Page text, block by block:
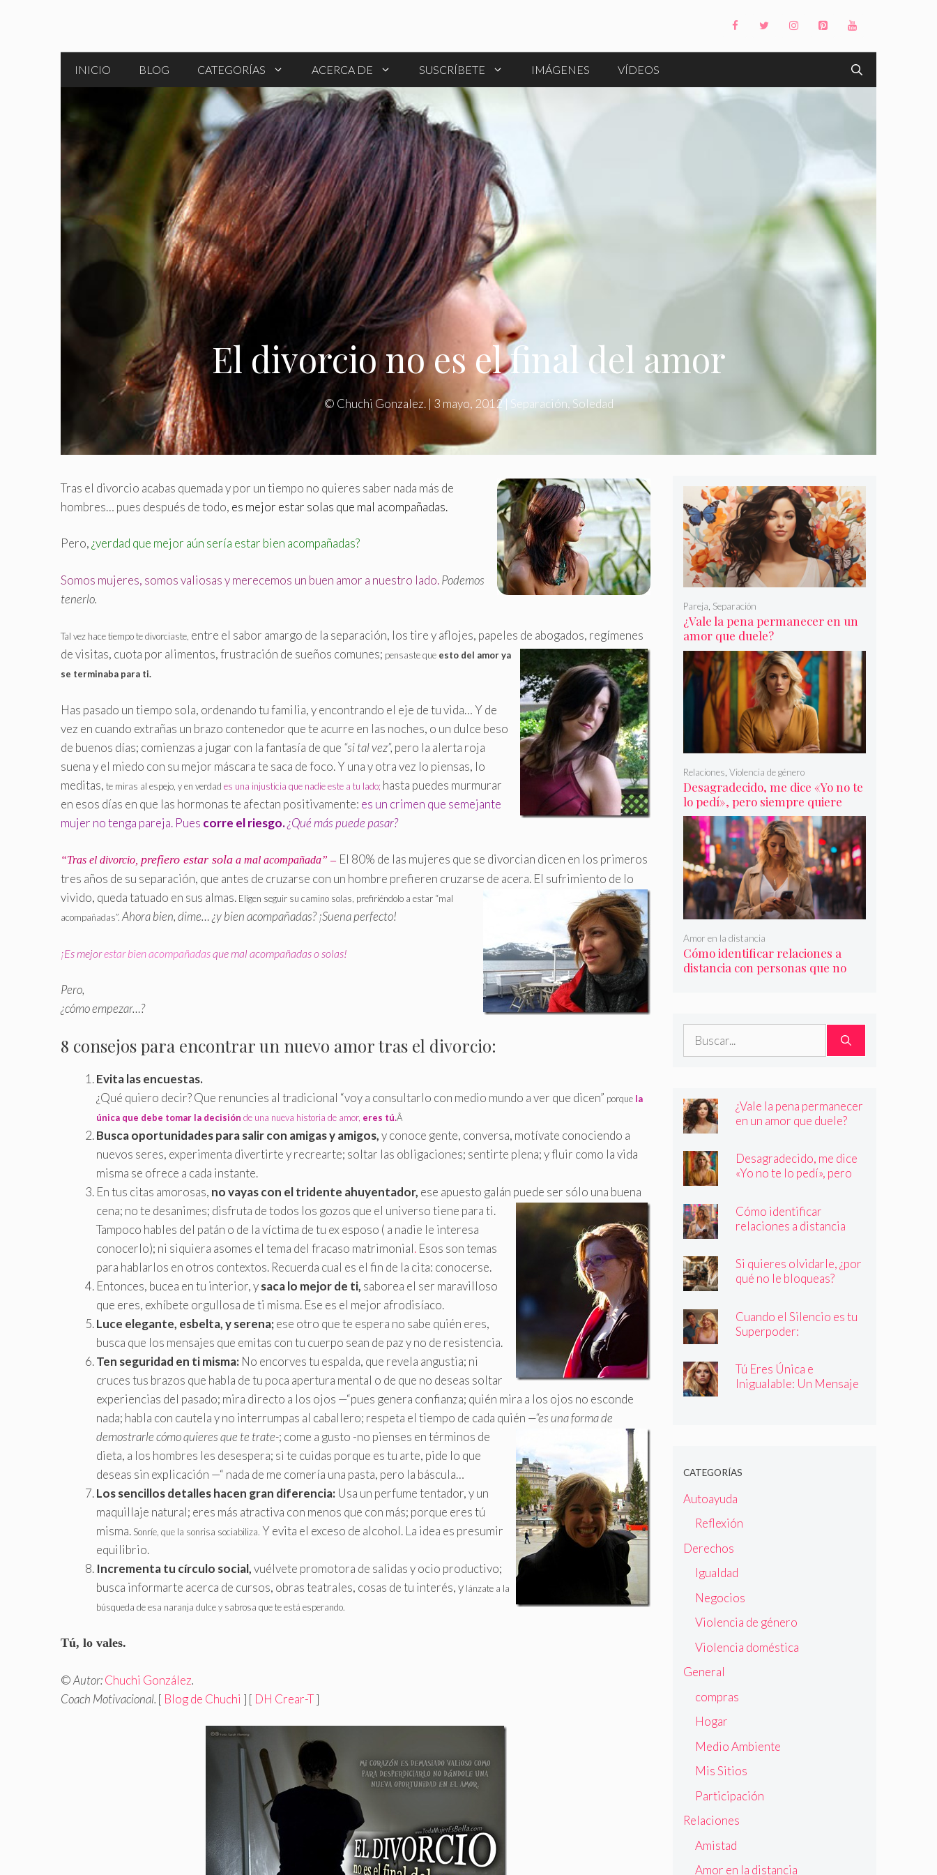
INICIO BLOG CATEGORÍAS ACERCA DE SUSCRÍBETE IMÁGENES VÍDEOS
El divorcio no es el final del amor
© Chuchi Gonzalez.|3 mayo, 2012| Separación,Soledad
Tras el divorcio acabas quemada y por un tiempo no quieres saber nada más de
hombres… pues después de todo, es mejor estar solas que mal acompañadas.
Pero,¿verdad que mejor aún sería estar bien acompañadas?
Somos mujeres, somos valiosas y merecemos un buen amor a nuestro lado.Podemos
tenerlo.
Tal vez hace tiempo te divorciaste, entre el sabor amargo de la separación, los tire y aflojes, papeles de abogados, regímenes
de visitas, cuota por alimentos, frustración de sueños comunes; pensaste que esto del amor ya
se terminaba para ti.
Has pasado un tiempo sola, ordenando tu familia, y encontrando el eje de tu vida… Y de
vez en cuando extrañas un brazo contenedor que te acurre en las noches, o un dulce beso
de buenos días; comienzas a jugar con la fantasía de que “si tal vez”, pero la alerta roja
suena y el miedo con su mejor máscara te saca de foco. Y una y otra vez lo piensas, lo
meditas, te miras al espejo, y en verdad es una injusticia que nadie este a tu lado; hasta puedes murmurar
en esos días en que las hormonas te afectan positivamente: es un crimen que semejante
mujer no tenga pareja. Pues corre el riesgo.¿Qué más puede pasar?
“Tras el divorcio, prefiero estar sola a mal acompañada” – El 80% de las mujeres que se divorcian dicen en los primeros
tres años de su separación, que antes de cruzarse con un hombre prefieren cruzarse de acera. El sufrimiento de lo
vivido, queda tatuado en sus almas. Eligen seguir su camino solas, prefiriéndolo a estar “mal
acompañadas”. Ahora bien, dime… ¿y bien acompañadas? ¡Suena perfecto!
¡Es mejorestar bien acompañadasque mal acompañadas o solas!
Pero,
¿cómo empezar…?
8 consejos para encontrar un nuevo amor tras el divorcio:
Evita las encuestas.
¿Qué quiero decir? Que renuncies al tradicional “voy a consultarlo con medio mundo a ver que dicen” porque la
única que debe tomar la decisión de una nueva historia de amor, eres tú.Â
Busca oportunidades para salir con amigas y amigos,y conoce gente, conversa, motívate conociendo a
nuevos seres, experimenta divertirte y recrearte; soltar las obligaciones; sentirte plena; y fluir como la vida
misma se ofrece a cada instante.
En tus citas amorosas, no vayas con el tridente ahuyentador, ese apuesto galán puede ser sólo una buena
cena; no te desanimes; disfruta de todos los gozos que el universo tiene para ti.
Tampoco hables del patán o de la víctima de tu ex esposo ( a nadie le interesa
conocerlo); ni siquiera asomes el tema del fracaso matrimonial. Esos son temas
para hablarlos en otros contextos. Recuerda cual es el fin de la cita: conocerse.
Entonces, bucea en tu interior, ysaca lo mejor de ti, saborea el ser maravilloso
que eres, exhíbete orgullosa de ti misma. Ese es el mejor afrodisíaco.
Luce elegante, esbelta, y serena;ese otro que te espera no sabe quién eres,
busca que los mensajes que emitas con tu cuerpo sean de paz y no de resistencia.
Ten seguridad en ti misma: No encorves tu espalda, que revela angustia; ni
cruces tus brazos que habla de tu poca apertura mental o de que no deseas soltar
experiencias del pasado; mira directo a los ojos —“pues genera confianza; quién mira a los ojos no esconde
nada; habla con cautela y no interrumpas al caballero; respeta el tiempo de cada quién —“es una forma de
demostrarle cómo quieres que te trate-; come a gusto -no pienses en términos de
dieta, a los hombres les desespera; si te cuidas porque es tu arte, pide lo que
deseas sin explicación —“ nada de me comería una pasta, pero la báscula…
Los sencillos detalles hacen gran diferencia: Usa un perfume tentador, y un
maquillaje natural; eres más atractiva con menos que con más; porque eres tú
misma. Sonríe, que la sonrisa sociabiliza. Y evita el exceso de alcohol. La idea es presumir
equilibrio.
Incrementa tu círculo social,vuélvete promotora de salidas y ocio productivo;
busca informarte acerca de cursos, obras teatrales, cosas de tu interés, y lánzate a la
búsqueda de esa naranja dulce y sabrosa que te está esperando.
Tú, lo vales.
©Autor:Chuchi González.
Coach Motivacional. [ Blog de Chuchi ] [ DH Crear-T]
¿Vale la pena permanecer en un
amor que duele?
Pareja, Separación
Desagradecido, me dice «Yo no te
lo pedí», pero siempre quiere
más
Relaciones Violencia de género
Cómo identificar relaciones a
distancia con personas que no
Amor en la distancia
Buscar:
¿Vale la pena permanecer
en un amor que duele?
Desagradecido, me dice
«Yo no te lo pedí», pero
Cómo identificar
relaciones a distancia
Si quieres olvidarle, ¿por
qué no le bloqueas?
Cuando el Silencio es tu
Superpoder:
de Callar
Tú Eres Única e
Inigualable: Un Mensaje
CATEGORÍAS
Autoayuda
Reflexión
Derechos
Igualdad
Negocios
Violencia de género
Violencia doméstica
General
compras
Hogar
Medio Ambiente
Mis Sitios
Participación
Relaciones
Amistad
Amor en la distancia